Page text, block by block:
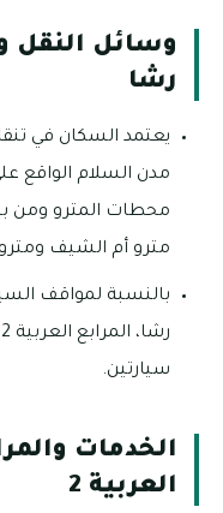
وسائل النقل
رشا
يعتمد السكان في
محطات المترو ومن
مترو أم الشيف
بالنسبة لمواقف
سيارتين.
الخدمات
العربية 2